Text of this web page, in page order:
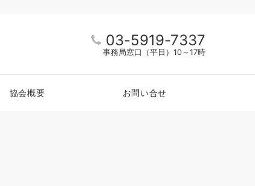
03-5919-7337
事務局窓口（平日）10～17時
協会概要 お問い合せ